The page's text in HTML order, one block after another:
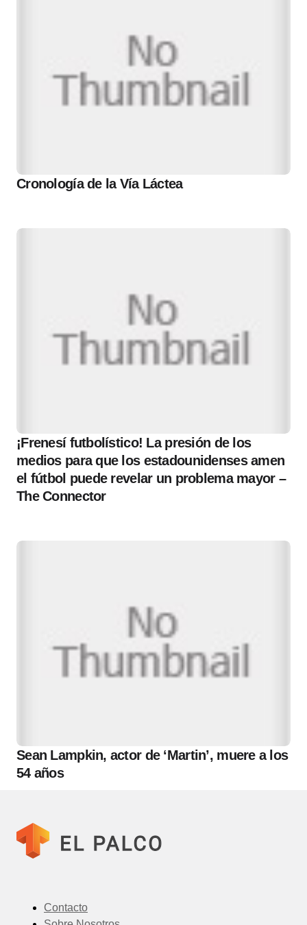
Cronología de la Vía Láctea
¡Frenesí futbolístico! La presión de los
medios para que los estadounidenses amen
el fútbol puede revelar un problema mayor –
The Connector
Sean Lampkin, actor de ‘Martin’, muere a los
54 años
Contacto